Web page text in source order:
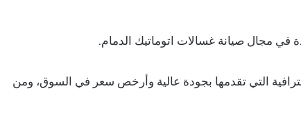
في مجال صيانة غسالات اتوماتيك الدمام.
التي تقدمها بجودة عالية وأرخص سعر في السوق، ومن